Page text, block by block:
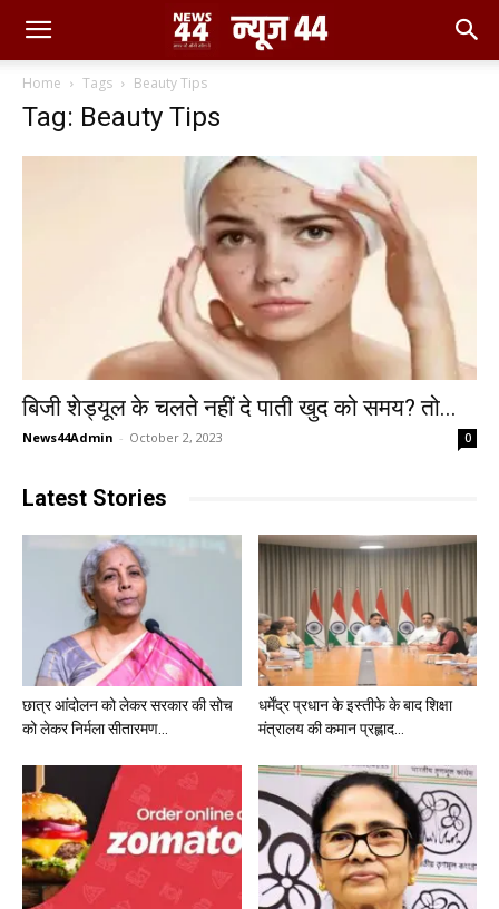
Home Tags Beauty Tips
Tag: Beauty Tips
बिजी शेड्यूल के चलते नहीं दे पाती खुद को समय? तो...
News44Admin - October 2, 2023 0
Latest Stories
छात्र आंदोलन को लेकर सरकार की सोच
को लेकर निर्मला सीतारमण...
धर्मेंद्र प्रधान के इस्तीफे के बाद शिक्षा
मंत्रालय की कमान प्रह्लाद...